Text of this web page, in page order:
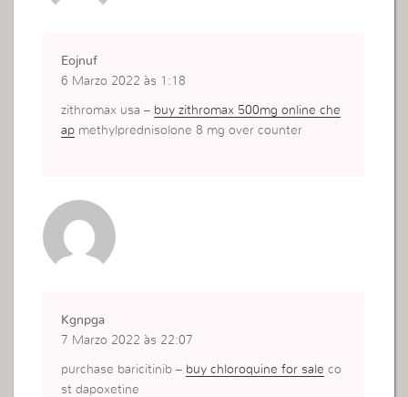
Eojnuf
6 Marzo 2022 às 1:18
zithromax usa – buy zithromax 500mg online che
ap methylprednisolone 8 mg over counter
Kgnpga
7 Marzo 2022 às 22:07
purchase baricitinib – buy chloroquine for sale co
st dapoxetine